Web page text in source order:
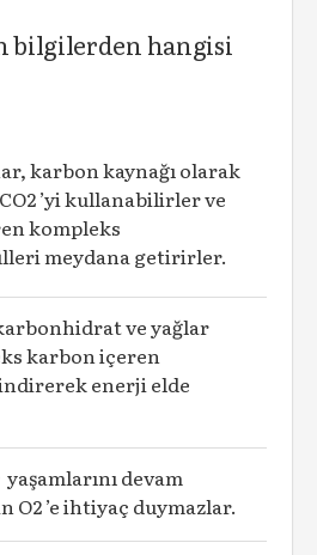
bilgilerden hangisi
karbon kaynağı olarak
’yi kullanabilirler ve
kompleks
meydana getirirler.
ve yağlar
karbon içeren
enerji elde
devam
O2 ’e ihtiyaç duymazlar.